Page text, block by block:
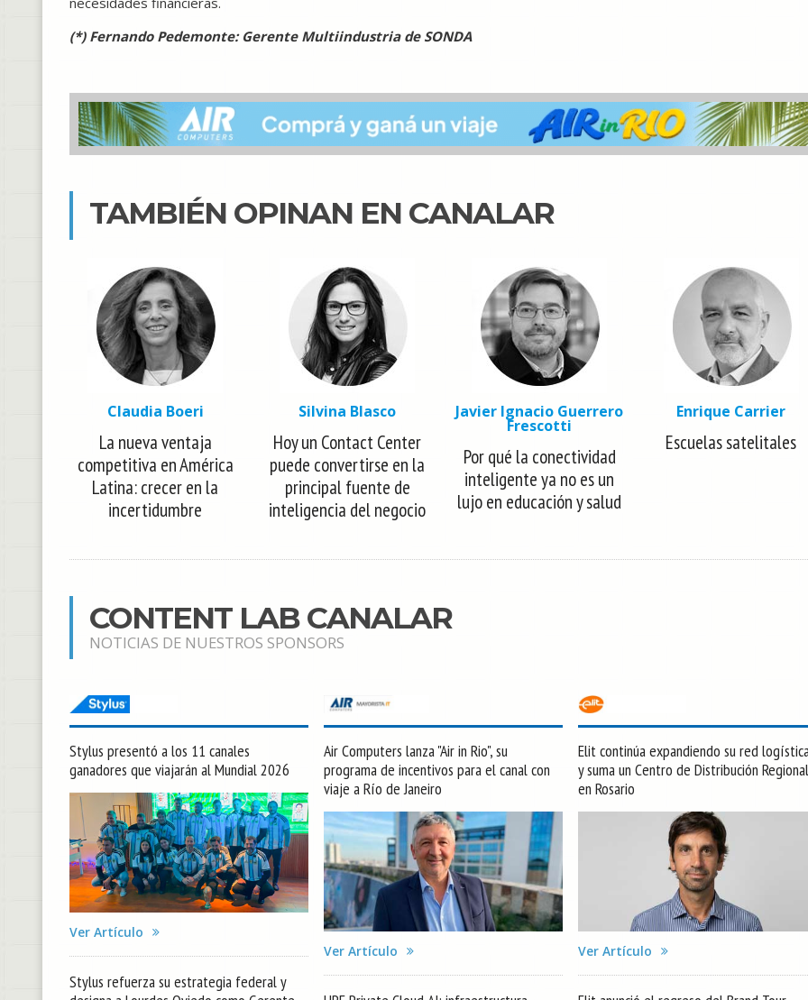
(*) Fernando Pedemonte: Gerente Multiindustria de SONDA
TAMBIÉN OPINAN EN CANALAR
Claudia Boeri
La nueva ventaja
competitiva en América
Latina: crecer en la
incertidumbre
Silvina Blasco
Hoy un Contact Center
puede convertirse en la
principal fuente de
inteligencia del negocio
Javier Ignacio Guerrero
Frescotti
Por qué la conectividad
inteligente ya no es un
lujo en educación y salud
Enrique Carrier
Escuelas satelitales
CONTENT LAB CANALAR
NOTICIAS DE NUESTROS SPONSORS
Stylus presentó a los 11 canales
ganadores que viajarán al Mundial 2026
Ver Artículo
Stylus refuerza su estrategia federal y
Air Computers lanza "Air in Rio", su
programa de incentivos para el canal con
viaje a Río de Janeiro
Ver Artículo
Elit continúa expandiendo su red
y suma un Centro de Distribución Regional
en Rosario
Ver Artículo